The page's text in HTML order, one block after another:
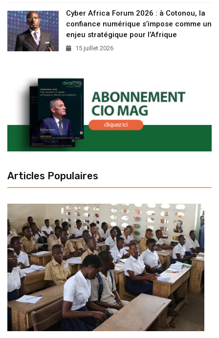
Cyber Africa Forum 2026 : à Cotonou, la
confiance numérique s’impose comme un
enjeu stratégique pour l’Afrique
15 juillet 2026
Articles Populaires